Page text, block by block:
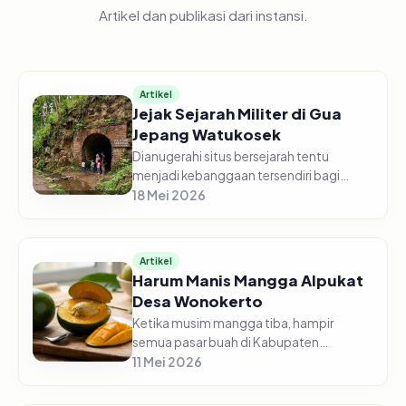
Artikel dan publikasi dari instansi.
Artikel
Jejak Sejarah Militer di Gua
Jepang Watukosek
Dianugerahi situs bersejarah tentu
menjadi kebanggaan tersendiri bagi
masyarakat Kabupaten Pasuruan. Di kaki
18 Mei 2026
Artikel
Harum Manis Mangga Alpukat
Desa Wonokerto
Ketika musim mangga tiba, hampir
semua pasar buah di Kabupaten
Pasuruan turut menjajakan. Dari
11 Mei 2026